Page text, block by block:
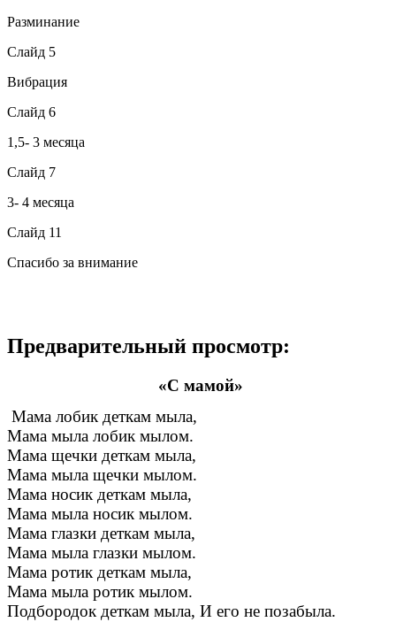
Разминание
Слайд 5
Вибрация
Слайд 6
1,5- 3 месяца
Слайд 7
3- 4 месяца
Слайд 11
Спасибо за внимание
Предварительный просмотр:
«С мамой»
Мама лобик деткам мыла,
Мама мыла лобик мылом.
Мама щечки деткам мыла,
Мама мыла щечки мылом.
Мама носик деткам мыла,
Мама мыла носик мылом.
Мама глазки деткам мыла,
Мама мыла глазки мылом.
Мама ротик деткам мыла,
Мама мыла ротик мылом.
Подбородок деткам мыла, И его не позабыла.